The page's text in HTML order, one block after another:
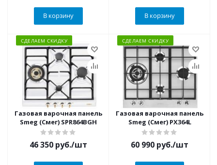
В корзину В корзину
СДЕЛАЕМ СКИДКУ
Газовая варочная панель
Smeg (Смег) SPR864BGH
46 350 руб./шт
СДЕЛАЕМ СКИДКУ
Газовая варочная панель
Smeg (Смег) PX364L
60 990 руб./шт